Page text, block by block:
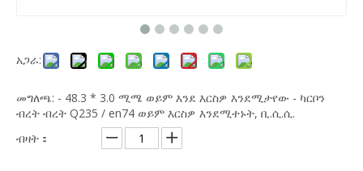
አጋራ:
መግለጫ: - 48.3 * 3.0 ሚሜ ወይም እንደ እርስዎ እንደሚታየው - ካርቦን
ብረት ብረት Q235 / en74 ወይም እርስዎ እንደሚተኑት, ቢ.ሲ.ሲ.
ብዛት：